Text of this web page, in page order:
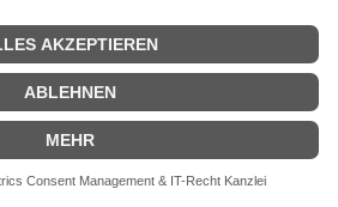
kurz |Personen|Impressum|